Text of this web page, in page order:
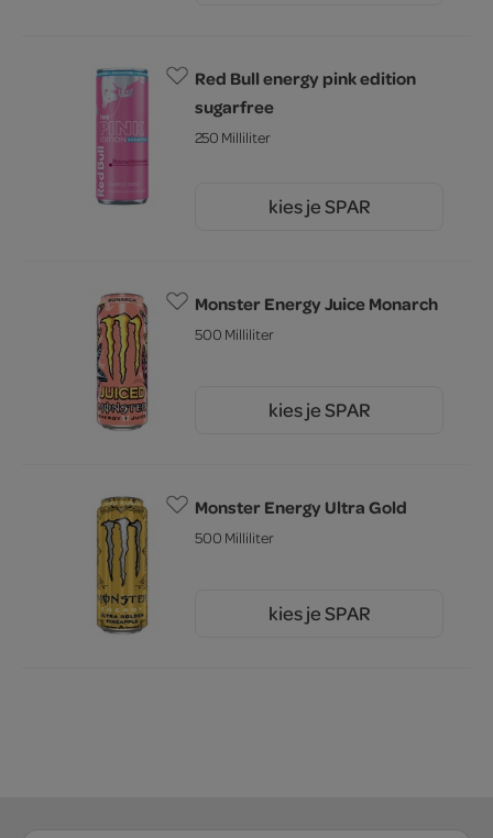
Red Bull energy pink edition
sugarfree
250 Milliliter
kies je SPAR
Monster Energy Juice Monarch
500 Milliliter
kies je SPAR
Monster Energy Ultra Gold
500 Milliliter
kies je SPAR